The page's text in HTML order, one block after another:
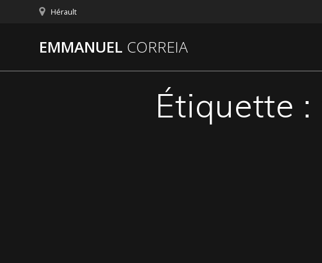
Hérault
EMMANUEL CORREIA
Étiquette :